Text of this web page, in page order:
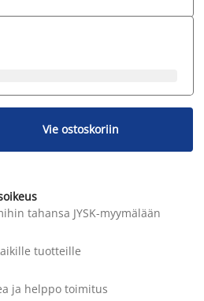
Vie ostoskoriin
tahansa JYSK-myymälään
tuotteille
ja helppo toimitus